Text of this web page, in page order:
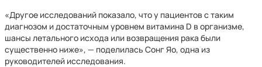
«Другое исследований показало, что у пациентов с таким
диагнозом и достаточным уровнем витамина D в организме,
шансы летального исхода или возвращения рака были
существенно ниже», — поделилась Сонг Яо, одна из
руководителей исследования.